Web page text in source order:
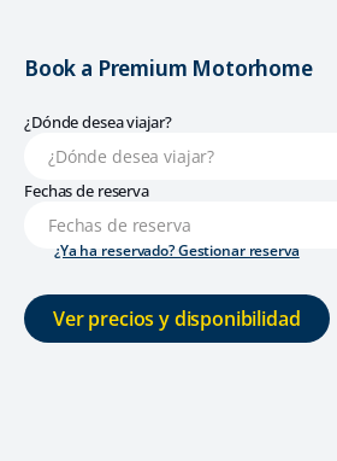
Book a Premium Motorhome
¿Dónde desea viajar?
Fechas de reserva
Ver precios y disponibilidad
¿Ya ha reservado? Gestionar reserva